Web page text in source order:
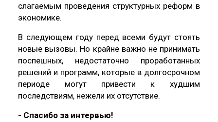
слагаемым проведения структурных реформ в
экономике.
В следующем году перед всеми будут стоять
новые вызовы. Но крайне важно не принимать
поспешных, недостаточно проработанных
решений и программ, которые в долгосрочном
периоде могут привести к худшим
последствиям, нежели их отсутствие.
- Спасибо за интервью!